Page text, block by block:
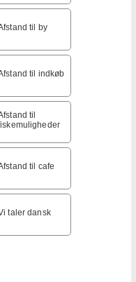
til by
til indkøb
til
til cafe
taler dansk